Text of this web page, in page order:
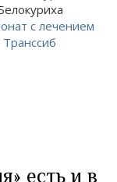
с лечением
Транссиб
есть и в